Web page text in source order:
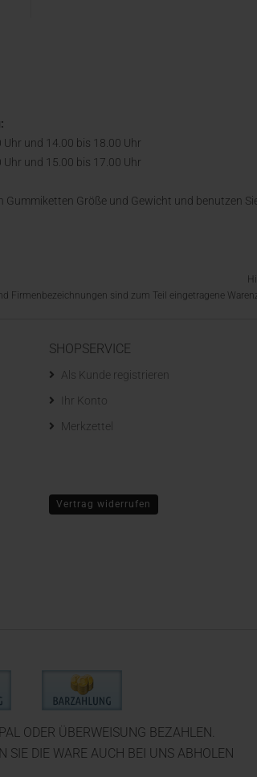
Uhr und 14.00 bis 18.00 Uhr
Uhr und 15.00 bis 17.00 Uhr
Gummiketten Größe und Gewicht und benutzen
Firmenbezeichnungen sind zum Teil eingetragene
SHOPSERVICE
Als Kunde registrieren
Ihr Konto
Merkzettel
Vertrag widerrufen
ODER ÜBERWEISUNG BEZAHLEN.
SIE DIE WARE AUCH BEI UNS ABHOLEN